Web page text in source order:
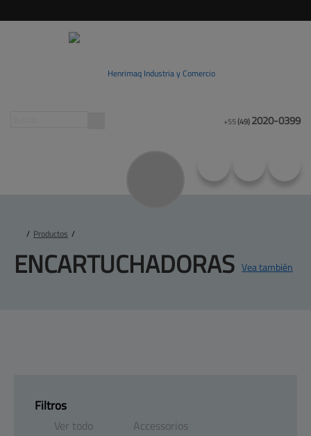
+55(49) 2020-0399
/ Productos /
ENCARTUCHADORAS Vea también
Filtros
Ver todo
Accessorios